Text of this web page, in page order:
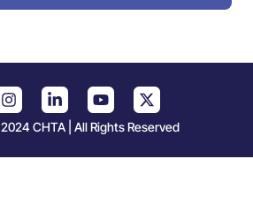
CHTA | All Rights Reserved